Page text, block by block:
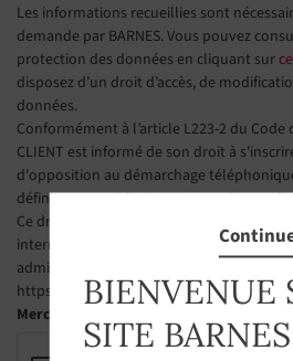
Les informations recueillies sont
demande par BARNES. Vous pouvez
protection des données en cliquant sur
disposez d’un droit d’accès, de
données.
Conformément à l’article L223-2 du
CLIENT est informé de son droit à
d'opposition au démarchage
définies aux articles L 223-1 et suivants
Ce droit d’opposition peut être exercé par
internet géré par l’organisme désigné
administrer cette liste. L’adresse du site
https://www.bloctel.gouv.fr
Merci de cocher la case
BIENVENUE
SITE BARNES